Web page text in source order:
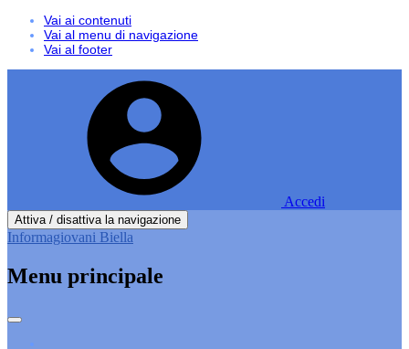
Vai ai contenuti
Vai al menu di navigazione
Vai al footer
Accedi
Attiva / disattiva la navigazione
Informagiovani Biella
Menu principale